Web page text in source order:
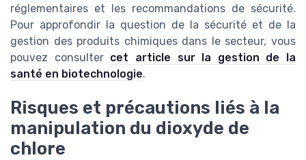
réglementaires et les recommandations de sécurité.
Pour approfondir la question de la sécurité et de la
gestion des produits chimiques dans le secteur, vous
pouvez consulter cet article sur la gestion de la
santé en biotechnologie.
Risques et précautions liés à la
manipulation du dioxyde de
chlore